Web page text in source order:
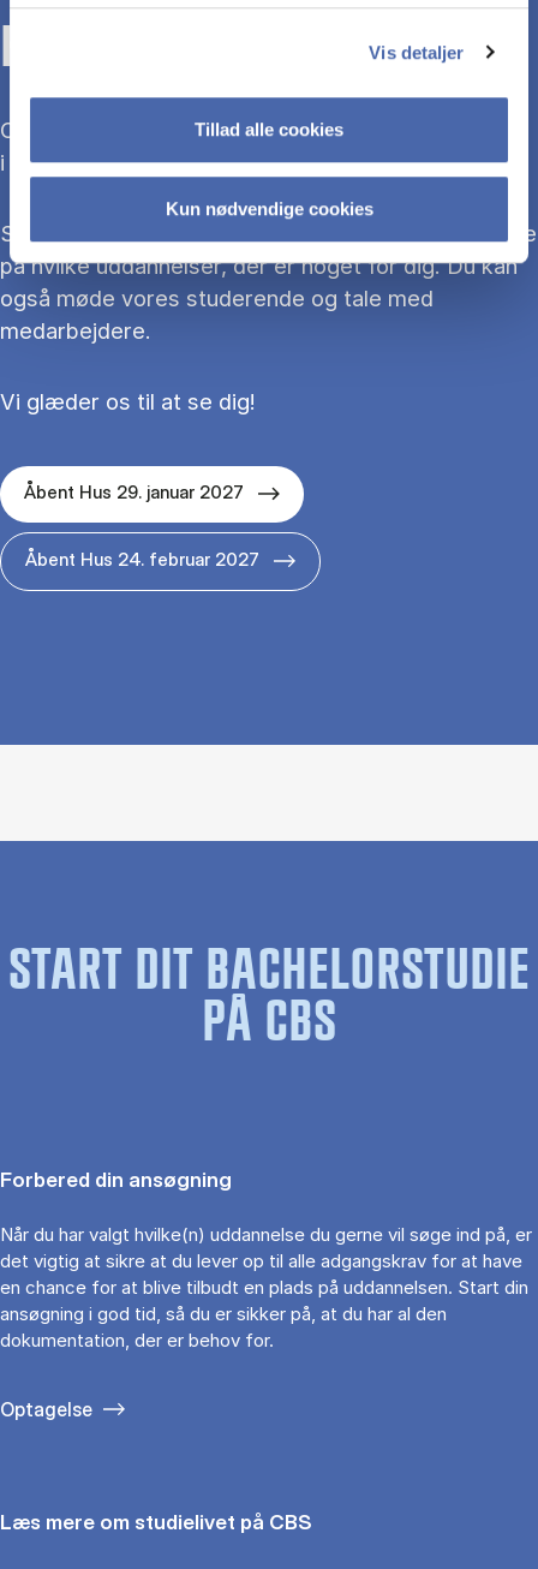
Vis detaljer
Tillad alle cookies
Kun nødvendige cookies
KOM TIL ÅBENT HUS
Overvejer du at søge ind på en bacheloruddannelse
i 2027?
Så kom med til Åbent Hus, hvor du kan blive klogere
på hvilke uddannelser, der er noget for dig. Du kan
også møde vores studerende og tale med
medarbejdere.
Vi glæder os til at se dig!
Åbent Hus 29. januar 2027
Åbent Hus 24. februar 2027
START DIT BACHELORSTUDIE
PÅ CBS
Forbered din ansøgning
Når du har valgt hvilke(n) uddannelse du gerne vil søge ind på, er
det vigtig at sikre at du lever op til alle adgangskrav for at have
en chance for at blive tilbudt en plads på uddannelsen. Start din
ansøgning i god tid, så du er sikker på, at du har al den
dokumentation, der er behov for.
Optagelse
Læs mere om studielivet på CBS